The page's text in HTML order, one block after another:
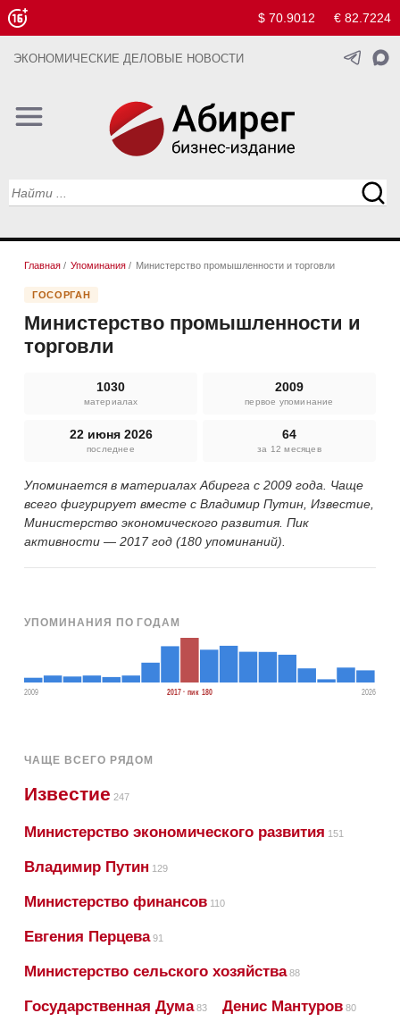
$ 70.9012 € 82.7224
ЭКОНОМИЧЕСКИЕ ДЕЛОВЫЕ НОВОСТИ
Главная / Упоминания / Министерство промышленности и торговли
ГОСОРГАН
Министерство промышленности и
торговли
1030
материалах
2009
первое упоминание
22 июня 2026
последнее
64
за 12 месяцев
Упоминается в материалах Абирега с 2009 года. Чаще
всего фигурирует вместе с Владимир Путин, Известие,
Министерство экономического развития. Пик
активности — 2017 год (180 упоминаний).
УПОМИНАНИЯ ПО ГОДАМ
2009 2017 · пик 180 2026
ЧАЩЕ ВСЕГО РЯДОМ
Известие 247
Министерство экономического развития 151
Владимир Путин 129
Министерство финансов 110
Евгения Перцева91
Министерство сельского хозяйства88
Государственная Дума83 Денис Мантуров 80